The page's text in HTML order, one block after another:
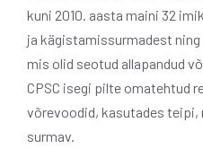
kuni 2010. aasta maini 32
ja kägistamissurmadest
mis olid seotud allapandud
CPSC isegi pilte omatehtud
võrevoodid, kasutades
surmav.